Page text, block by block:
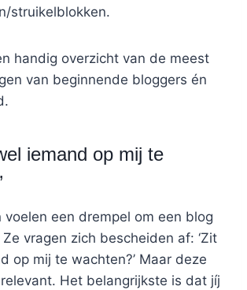
struikelblokken.
handig overzicht van de meest
van beginnende bloggers én
iemand op mij te
voelen een drempel om een blog
vragen zich bescheiden af: ‘Zit
op mij te wachten?’ Maar deze
Het belangrijkste is dat jíj